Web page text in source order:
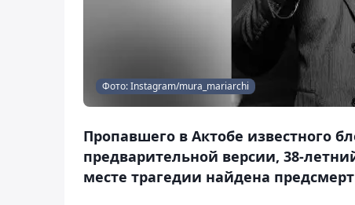
Фото: Instagram/mura_mariarchi
Пропавшего в Актобе известного
предварительной версии, 38-
месте трагедии найдена